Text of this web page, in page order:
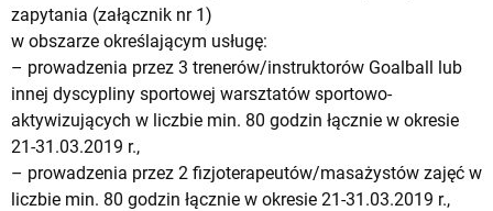
zapytania (załącznik nr 1)
w obszarze określającym usługę:
– prowadzenia przez 3 trenerów/instruktorów Goalball lub
innej dyscypliny sportowej warsztatów sportowo-
aktywizujących w liczbie min. 80 godzin łącznie w okresie
21-31.03.2019 r.,
– prowadzenia przez 2 fizjoterapeutów/masażystów zajęć w
liczbie min. 80 godzin łącznie w okresie 21-31.03.2019 r.,